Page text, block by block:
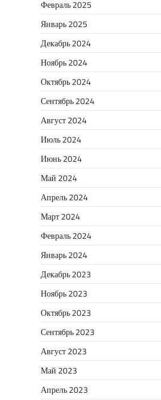
Февраль 2025
Январь 2025
Декабрь 2024
Ноябрь 2024
Октябрь 2024
Сентябрь 2024
Август 2024
Июль 2024
Июнь 2024
Май 2024
Апрель 2024
Март 2024
Февраль 2024
Январь 2024
Декабрь 2023
Ноябрь 2023
Октябрь 2023
Сентябрь 2023
Август 2023
Май 2023
Апрель 2023